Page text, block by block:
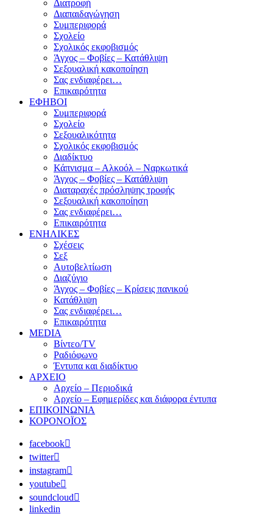
Διατροφή
Διαπαιδαγώγηση
Συμπεριφορά
Σχολείο
Σχολικός εκφοβισμός
Άγχος – Φοβίες – Κατάθλιψη
Σεξουαλική κακοποίηση
Σας ενδιαφέρει…
Επικαιρότητα
ΕΦΗΒΟΙ
Συμπεριφορά
Σχολείο
Σεξουαλικότητα
Σχολικός εκφοβισμός
Διαδίκτυο
Κάπνισμα – Αλκοόλ – Ναρκωτικά
Άγχος – Φοβίες – Κατάθλιψη
Διαταραχές πρόσληψης τροφής
Σεξουαλική κακοποίηση
Σας ενδιαφέρει…
Επικαιρότητα
ΕΝΗΛΙΚΕΣ
Σχέσεις
Σεξ
Αυτοβελτίωση
Διαζύγιο
Άγχος – Φοβίες – Κρίσεις πανικού
Κατάθλιψη
Σας ενδιαφέρει…
Επικαιρότητα
MEDIA
Βίντεο/TV
Ραδιόφωνο
Έντυπα και διαδίκτυο
ΑΡΧΕΙΟ
Αρχείο – Περιοδικά
Αρχείο – Εφημερίδες και διάφορα έντυπα
ΕΠΙΚΟΙΝΩΝΙΑ
ΚΟΡΟΝΟΪΟΣ
facebook
twitter
instagram
youtube
soundcloud
linkedin